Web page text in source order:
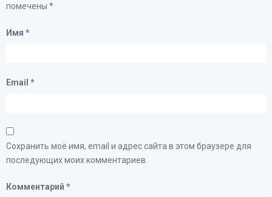
помечены *
Имя *
Email *
Сохранить моё имя, email и адрес сайта в этом браузере для
последующих моих комментариев.
Комментарий *